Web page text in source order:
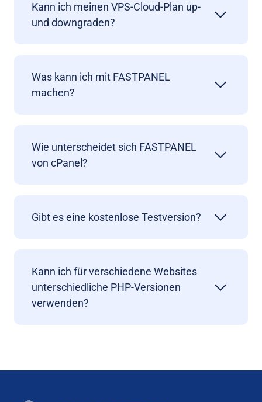
Kann ich meinen VPS-Cloud-Plan up-
und downgraden?
Was kann ich mit FASTPANEL
machen?
Wie unterscheidet sich FASTPANEL
von cPanel?
Gibt es eine kostenlose Testversion?
Kann ich für verschiedene Websites
unterschiedliche PHP-Versionen
verwenden?